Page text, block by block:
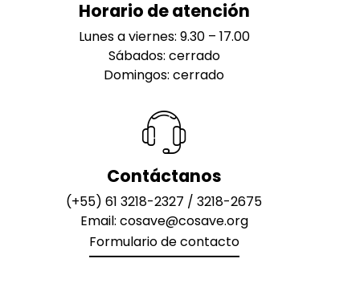
Horario de atención
Lunes a viernes: 9.30 – 17.00
Sábados: cerrado
Domingos: cerrado
Contáctanos
(+55) 61 3218-2327 / 3218-2675
Email: cosave@cosave.org
Formulario de contacto